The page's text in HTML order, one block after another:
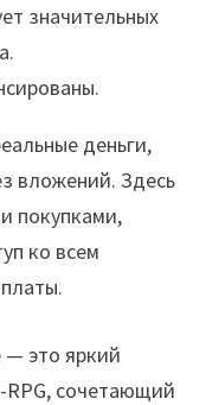
значительных
деньги,
вложений. Здесь
покупками,
ко всем
— это яркий
сочетающий